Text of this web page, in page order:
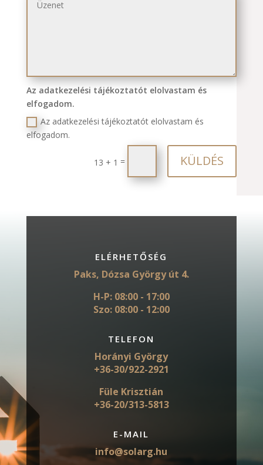
Az adatkezelési tájékoztatót elolvastam és
elfogadom.
Az adatkezelési tájékoztatót elolvastam és
elfogadom.
13 + 1 = KÜLDÉS
ELÉRHETŐSÉG
Paks, Dózsa György út 4.
H-P: 08:00 - 17:00
Szo: 08:00 - 12:00
TELEFON
Horányi György
+36-30/922-2921
Füle Krisztián
+36-20/313-5813
E-MAIL
info@solarg.hu